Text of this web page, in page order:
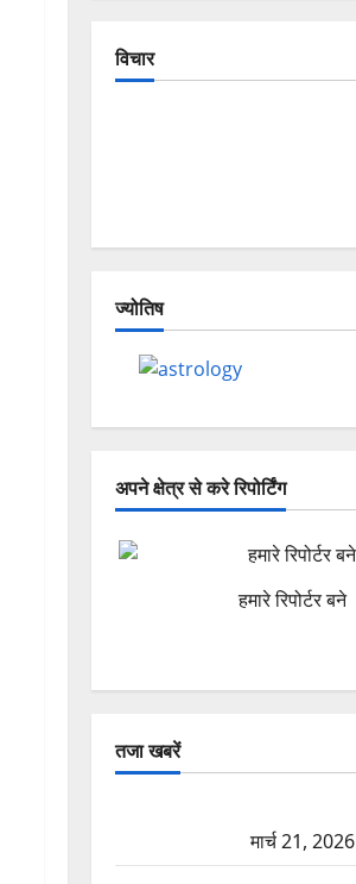
विचार
ज्योतिष
अपने क्षेत्र से करे रिपोर्टिंग
हमारे रिपोर्टर बने
तजा खबरें
मार्च 21, 2026